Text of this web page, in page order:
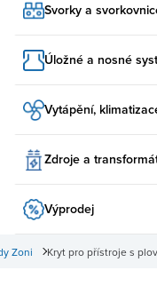
Svorky a
Úložné a nosné
Vytápění,
Zdroje a
Výprodej
Kryt pro přístroje s
Zoni